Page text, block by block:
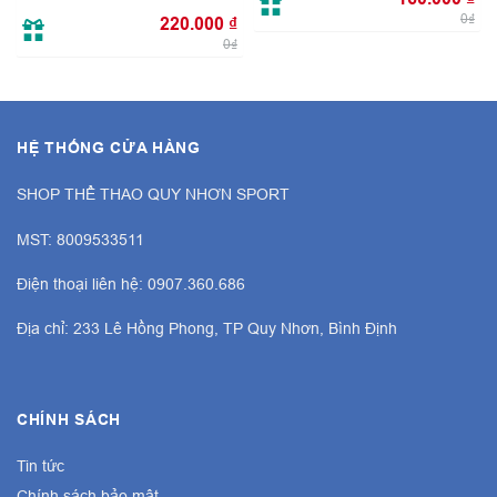
vợt Pickleball Joolavới mẫu mã đa dạng hơn để
chọn được cây vợt phù hợp với bản thân nhé.
– Spin: 96
220.000 ₫
0₫
0₫
HỆ THỐNG CỬA HÀNG
SHOP THỂ THAO QUY NHƠN SPORT
MST: 8009533511
Điện thoại liên hệ: 0907.360.686
Địa chỉ: 233 Lê Hồng Phong, TP Quy Nhơn, Bình Định
CHÍNH SÁCH
Tin tức